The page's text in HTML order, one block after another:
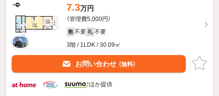
7.3万円
（管理費5,000円）
敷 不要 礼 不要
3階 / 1LDK / 30.09㎡
お問い合わせ （無料）
ほか提供